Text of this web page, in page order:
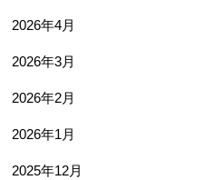
2026年4月
2026年3月
2026年2月
2026年1月
2025年12月